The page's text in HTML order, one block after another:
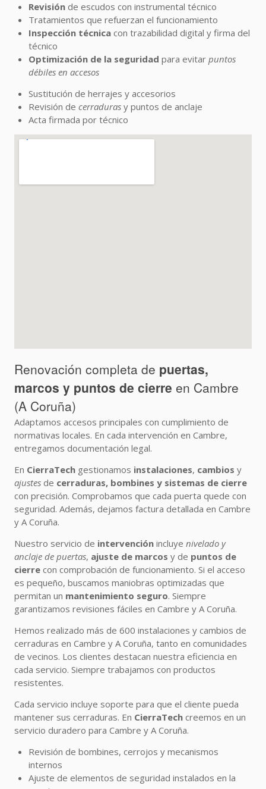
Revisión de escudos con instrumental técnico
Tratamientos que refuerzan el funcionamiento
Inspección técnica con trazabilidad digital y firma del
técnico
Optimización de la seguridad para evitar puntos
débiles en accesos
Sustitución de herrajes y accesorios
Revisión de cerraduras y puntos de anclaje
Acta firmada por técnico
Renovación completa de puertas,
marcos y puntos de cierre en Cambre
(A Coruña)
Adaptamos accesos principales con cumplimiento de
normativas locales. En cada intervención en Cambre,
entregamos documentación legal.
En CierraTech gestionamos instalaciones, cambios y
ajustes de cerraduras, bombines y sistemas de cierre
con precisión. Comprobamos que cada puerta quede con
seguridad. Además, dejamos factura detallada en Cambre
y A Coruña.
Nuestro servicio de intervención incluye nivelado y
anclaje de puertas, ajuste de marcos y de puntos de
cierre con comprobación de funcionamiento. Si el acceso
es pequeño, buscamos maniobras optimizadas que
permitan un mantenimiento seguro. Siempre
garantizamos revisiones fáciles en Cambre y A Coruña.
Hemos realizado más de 600 instalaciones y cambios de
cerraduras en Cambre y A Coruña, tanto en comunidades
de vecinos. Los clientes destacan nuestra eficiencia en
cada servicio. Siempre trabajamos con productos
resistentes.
Cada servicio incluye soporte para que el cliente pueda
mantener sus cerraduras. En CierraTech creemos en un
servicio duradero para Cambre y A Coruña.
Revisión de bombines, cerrojos y mecanismos
internos
Ajuste de elementos de seguridad instalados en la